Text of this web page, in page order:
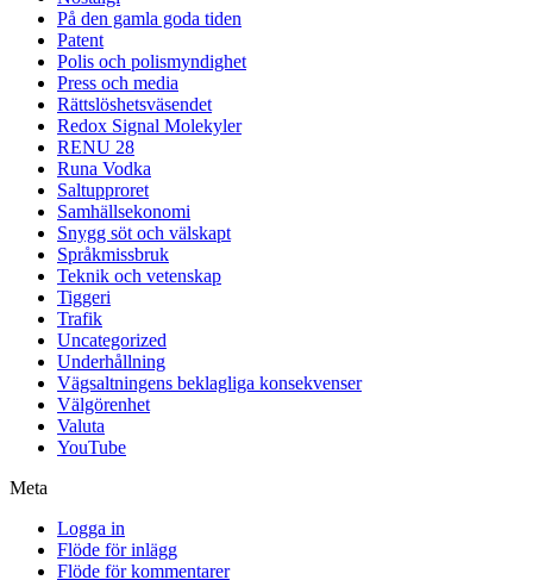
På den gamla goda tiden
Patent
Polis och polismyndighet
Press och media
Rättslöshetsväsendet
Redox Signal Molekyler
RENU 28
Runa Vodka
Saltupproret
Samhällsekonomi
Snygg söt och välskapt
Språkmissbruk
Teknik och vetenskap
Tiggeri
Trafik
Uncategorized
Underhållning
Vägsaltningens beklagliga konsekvenser
Välgörenhet
Valuta
YouTube
Meta
Logga in
Flöde för inlägg
Flöde för kommentarer